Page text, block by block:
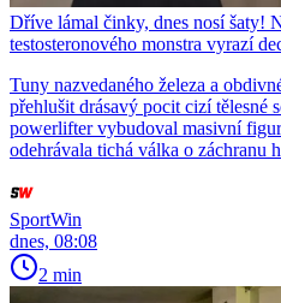
Dříve lámal činky, dnes nosí šaty!
testosteronového monstra vyrazí
Tuny nazvedaného železa a
přehlušit drásavý pocit cizí tělesné
powerlifter vybudoval masivní
odehrávala tichá válka o záchranu
SportWin
dnes, 08:08
2 min